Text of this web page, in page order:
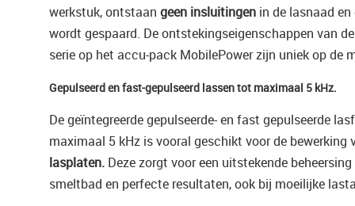
werkstuk, ontstaan geen insluitingen in de lasnaad
wordt gespaard. De ontstekingseigenschappen van
serie op het accu-pack MobilePower zijn uniek op de
Gepulseerd en fast-gepulseerd lassen tot maximaal 5 kHz.
De geïntegreerde gepulseerde- en fast gepulseerde
maximaal 5 kHz is vooral geschikt voor de bewerking
lasplaten. Deze zorgt voor een uitstekende
smeltbad en perfecte resultaten, ook bij moeilijke